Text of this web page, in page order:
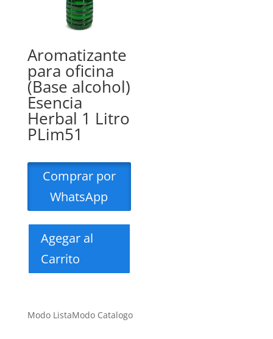
Aromatizante
para oficina
(Base alcohol)
Esencia
Herbal 1 Litro
PLim51
Comprar por
WhatsApp
Agegar al
Carrito
Modo ListaModo Catalogo